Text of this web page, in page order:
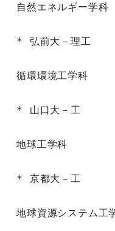
自然エネルギー学科
* 弘前大－理工
循環環境工学科
* 山口大－工
地球工学科
* 京都大－工
地球資源システム工